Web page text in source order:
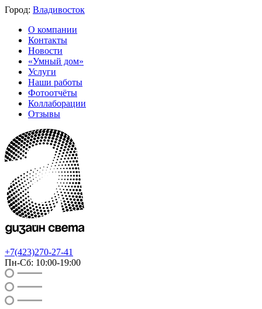
Город: Владивосток
О компании
Контакты
Новости
«Умный дом»
Услуги
Наши работы
Фотоотчёты
Коллаборации
Отзывы
+7(423)270-27-41
Пн-Сб: 10:00-19:00